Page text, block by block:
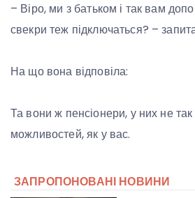
– Віро, ми з батьком і так вам
свекри теж підключаться? –
На що вона відповіла:
Та вони ж пенсіонери, у них не так
можливостей, як у вас.